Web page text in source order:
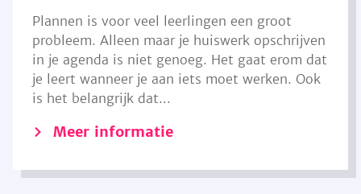
Plannen is voor veel leerlingen een groot
probleem. Alleen maar je huiswerk opschrijven
in je agenda is niet genoeg. Het gaat erom dat
je leert wanneer je aan iets moet werken. Ook
is het belangrijk dat...
Meer informatie